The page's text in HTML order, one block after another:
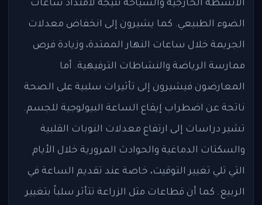
الأنشطة الخارجية والسياحة نتيجة لامتداد ساعات
الضوء الطبيعي. كما يشيرون إلى انخفاض معدلات
الجريمة خلال ساعات النهار الممتدة، وزيادة فرص
ممارسة الرياضة والنشاطات الترفيهية. أما
المعارضون فيشيرون إلى تأثيرات سلبية على الصحة
ناتجة عن اضطراب إيقاع الساعة البيولوجية للجسم.
تشير دراسات إلى ارتفاع معدلات النوبات القلبية
والسكتات الدماغية والحوادث المرورية خلال الأيام
التي تلي تغيير التوقيت، خاصة عند تقديم الساعة في
الربيع. كما أن قطاعات مثل الزراعة تتأثر سلباً بتغيير